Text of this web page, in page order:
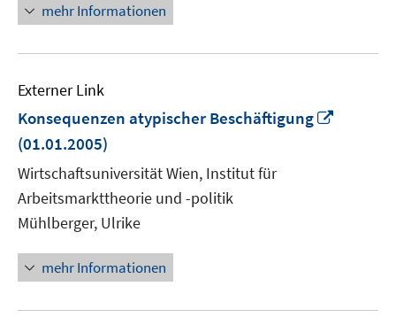
mehr Informationen
Externer Link
Konsequenzen atypischer Beschäftigung
(01.01.2005)
Wirtschaftsuniversität Wien, Institut für
Arbeitsmarkttheorie und -politik
Mühlberger, Ulrike
mehr Informationen